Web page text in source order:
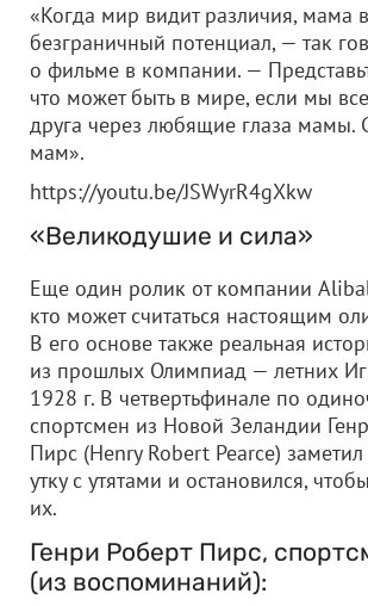
«Когда мир видит различия, мама
безграничный потенциал, — так
о фильме в компании. —
что может быть в мире, если мы
друга через любящие глаза мамы.
мам».
https://youtu.be/JSWyrR4gXkw
«Великодушие и сила»
Еще один ролик от компании
кто может считаться настоящим
В его основе также реальная
из прошлых Олимпиад — летних
1928 г. В четвертьфинале по
спортсмен из Новой Зеландии
Пирс (Henry Robert Pearce)
утку с утятами и остановился,
их.
Генри Роберт Пирс,
(из воспоминаний):